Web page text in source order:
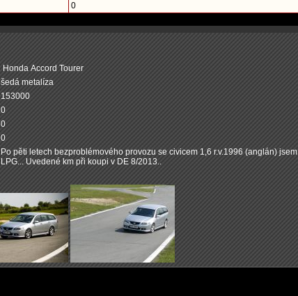
0
Honda Accord Tourer
šedá metalíza
153000
0
0
0
Po pěti letech bezproblémového provozu se civicem 1,6 r.v.1996 (anglán)
LPG... Uvedené km při koupi v DE 8/2013..